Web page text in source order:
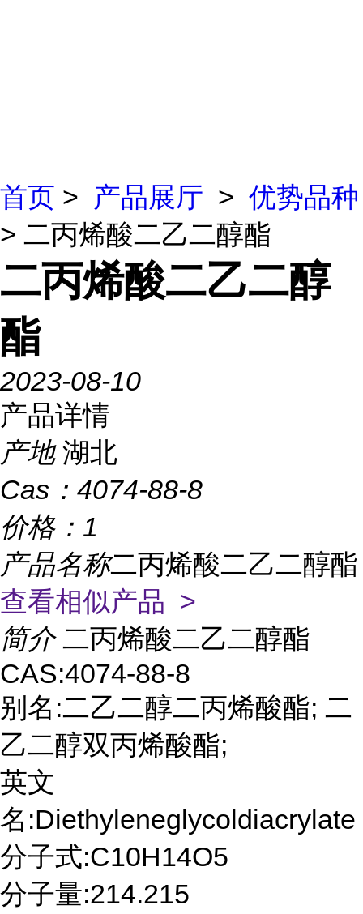
首页 > 产品展厅 > 优势品种
> 二丙烯酸二乙二醇酯
二丙烯酸二乙二醇
酯
2023-08-10
产品详情
产地 湖北
Cas： 4074-88-8
价格： 1
产品名称二丙烯酸二乙二醇酯
查看相似产品 >
简介 二丙烯酸二乙二醇酯
CAS:4074-88-8
别名:二乙二醇二丙烯酸酯; 二
乙二醇双丙烯酸酯;
英文
名:Diethyleneglycoldiacrylate
分子式:C10H14O5
分子量:214.215